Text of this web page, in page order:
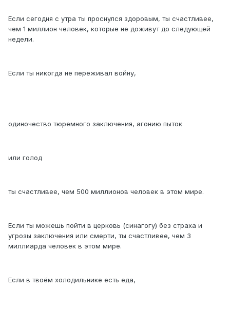
Если сегодня с утра ты проснулся здоровым, ты счастливее,
чем 1 миллион человек, которые не доживут до следующей
недели.
Если ты никогда не переживал войну,
одиночество тюремного заключения, агонию пыток
или голод
ты счастливее, чем 500 миллионов человек в этом мире.
Если ты можешь пойти в церковь (синагогу) без страха и
угрозы заключения или смерти, ты счастливее, чем 3
миллиарда человек в этом мире.
Если в твоём холодильнике есть еда,